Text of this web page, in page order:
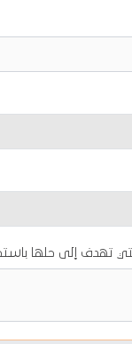
تهدف إلى حلها